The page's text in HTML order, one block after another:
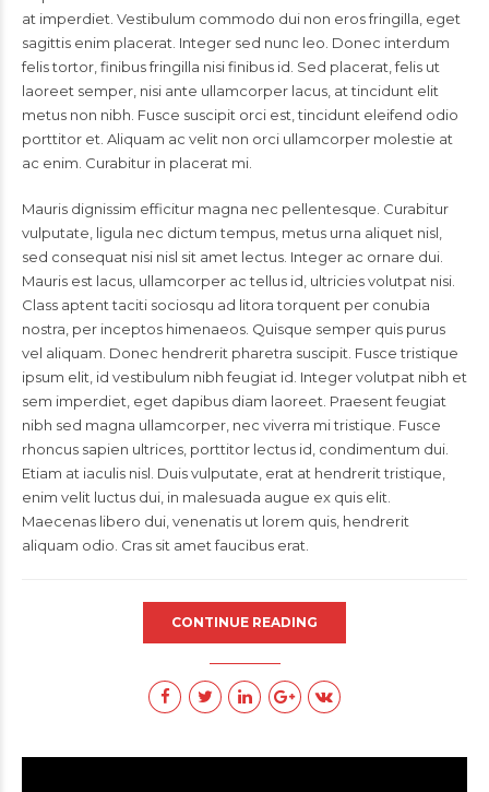
at imperdiet. Vestibulum commodo dui non eros fringilla, eget
sagittis enim placerat. Integer sed nunc leo. Donec interdum
felis tortor, finibus fringilla nisi finibus id. Sed placerat, felis ut
laoreet semper, nisi ante ullamcorper lacus, at tincidunt elit
metus non nibh. Fusce suscipit orci est, tincidunt eleifend odio
porttitor et. Aliquam ac velit non orci ullamcorper molestie at
ac enim. Curabitur in placerat mi.
Mauris dignissim efficitur magna nec pellentesque. Curabitur
vulputate, ligula nec dictum tempus, metus urna aliquet nisl,
sed consequat nisi nisl sit amet lectus. Integer ac ornare dui.
Mauris est lacus, ullamcorper ac tellus id, ultricies volutpat nisi.
Class aptent taciti sociosqu ad litora torquent per conubia
nostra, per inceptos himenaeos. Quisque semper quis purus
vel aliquam. Donec hendrerit pharetra suscipit. Fusce tristique
ipsum elit, id vestibulum nibh feugiat id. Integer volutpat nibh et
sem imperdiet, eget dapibus diam laoreet. Praesent feugiat
nibh sed magna ullamcorper, nec viverra mi tristique. Fusce
rhoncus sapien ultrices, porttitor lectus id, condimentum dui.
Etiam at iaculis nisl. Duis vulputate, erat at hendrerit tristique,
enim velit luctus dui, in malesuada augue ex quis elit.
Maecenas libero dui, venenatis ut lorem quis, hendrerit
aliquam odio. Cras sit amet faucibus erat.
CONTINUE READING